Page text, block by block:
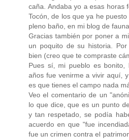
caña. Andaba yo a esas horas
Tocón, de los que ya he
pleno baño, en mi blog de
Gracias también por poner a
un poquito de su historia.
bien (creo que te compraste
Pues sí, mi pueblo es
años fue venirme a vivir aquí,
es que tienes el campo nada
Veo el comentario de un
lo que dice, que es un punto
y tan respetado, se podía
acuerdo en que "fue
fue un crimen contra el